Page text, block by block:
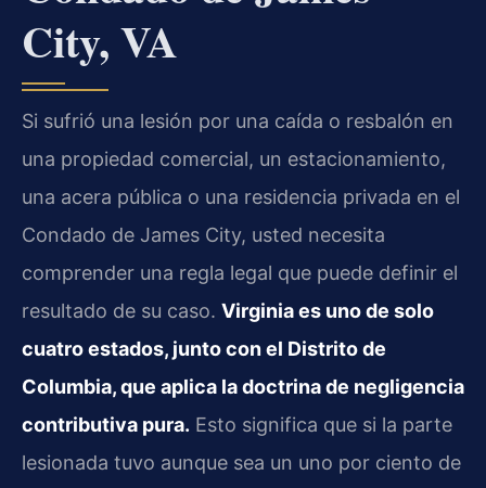
City, VA
Si sufrió una lesión por una caída o resbalón en
una propiedad comercial, un estacionamiento,
una acera pública o una residencia privada en el
Condado de James City, usted necesita
comprender una regla legal que puede definir el
resultado de su caso. Virginia es uno de solo
cuatro estados, junto con el Distrito de
Columbia, que aplica la doctrina de negligencia
contributiva pura. Esto significa que si la parte
lesionada tuvo aunque sea un uno por ciento de